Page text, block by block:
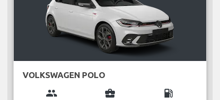
VOLKSWAGEN POLO
group business_center local_gas_station